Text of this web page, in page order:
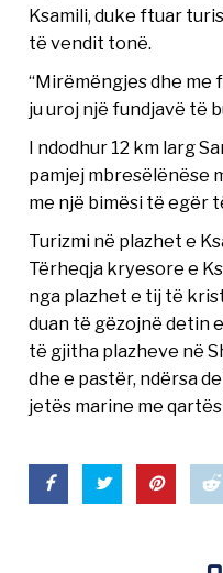
Ksamili, duke ftuar
të vendit tonë.
“Mirëmëngjes dhe
ju uroj një fundjavë të
I ndodhur 12 km larg
pamjej mbresëlënëse
me një bimësi të egër
Turizmi në plazhet e
Tërheqja kryesore e
nga plazhet e tij të
duan të gëzojnë detin
të gjitha plazheve në
dhe e pastër, ndërsa
jetës marine me